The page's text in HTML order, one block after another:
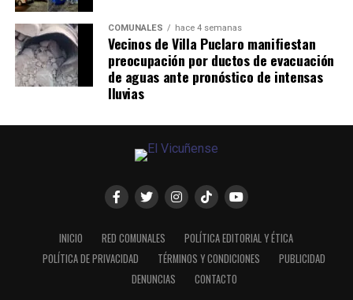
COMUNALES hace 4 semanas
Vecinos de Villa Puclaro manifiestan
preocupación por ductos de evacuación
de aguas ante pronóstico de intensas
lluvias
INICIO RED COMUNALES
POLÍTICA EDITORIAL Y ÉTICA
POLÍTICA DE PRIVACIDAD
TÉRMINOS Y CONDICIONES
PUBLICIDAD
DENUNCIAS
CONTACTO